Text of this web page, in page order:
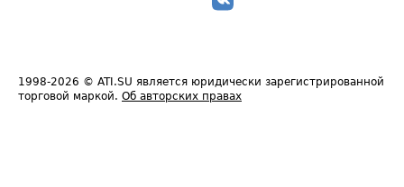
1998-2026 © ATI.SU является юридически зарегистрированной
торговой маркой. Об авторских правах